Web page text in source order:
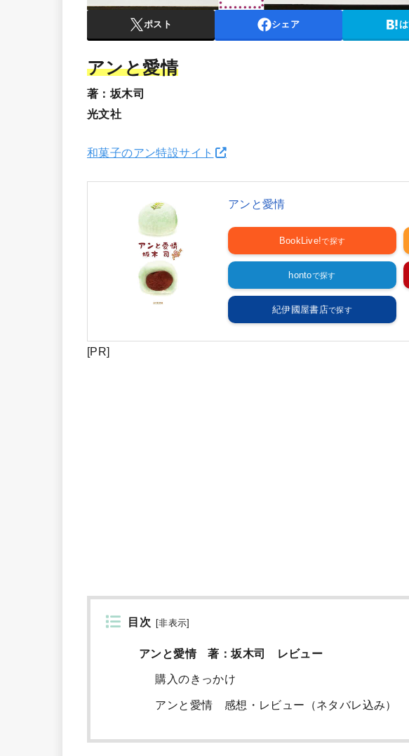
ポスト シェア
アンと愛情
著：坂木司
光文社
和菓子のアン特設サイト
アンと愛情
BookLive!
honto
紀伊國屋書店
[PR]
目次 [非表示
アンと愛情 著：坂木司 レビュー
購入のきっかけ
アンと愛情 感想・レビュー（ネタバレ込み）